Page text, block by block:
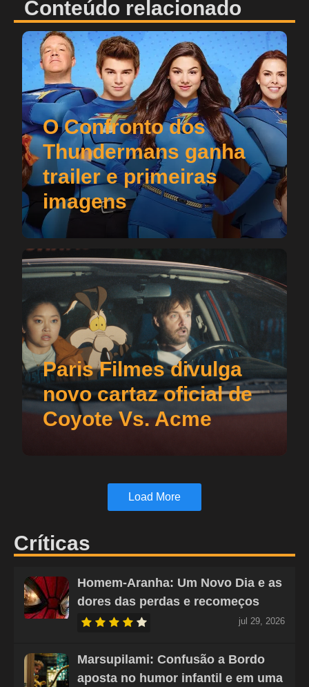
Conteúdo relacionado
O Confronto dos
Thundermans ganha
trailer e primeiras
imagens
Paris Filmes divulga
novo cartaz oficial de
Coyote Vs. Acme
Load More
Críticas
Homem-Aranha: Um Novo Dia e as
dores das perdas e recomeços
jul 29, 2026
Marsupilami: Confusão a Bordo
aposta no humor infantil e em uma